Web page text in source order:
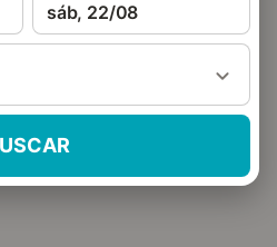
sáb, 22/08